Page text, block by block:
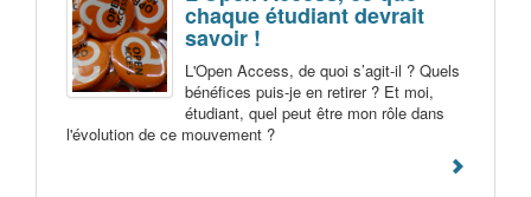
chaque étudiant devrait
savoir !
L'Open Access, de quoi s’agit-il ? Quels
bénéfices puis-je en retirer ? Et moi,
étudiant, quel peut être mon rôle dans
l'évolution de ce mouvement ?